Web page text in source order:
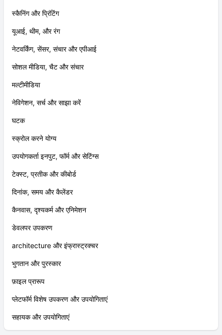
स्कैनिंग और प्रिंटिंग
यूआई, थीम, और रंग
नेटवर्किंग, सेंसर, संचार और एपीआई
सोशल मीडिया, चैट और संचार
मल्टीमीडिया
नेविगेशन, सर्च और साझा करें
घटक
स्क्रोल करने योग्य
उपयोगकर्ता इनपुट, फॉर्म और सेटिंग्स
टेक्स्ट, प्रतीक और कीबोर्ड
दिनांक, समय और कैलेंडर
कैनवास, दृश्यकर्म और एनिमेशन
डेवलपर उपकरण
architecture और इंफ्रास्ट्रक्चर
भुगतान और पुरस्कार
फ़ाइल प्रारूप
प्लेटफॉर्म विशेष उपकरण और उपयोगिताएं
सहायक और उपयोगिताएं